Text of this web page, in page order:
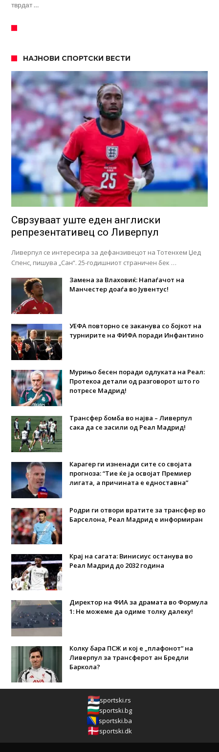
тврдат …
НАЈНОВИ СПОРТСКИ ВЕСТИ
Сврзуваат уште еден англиски
репрезентативец со Ливерпул
Ливерпул се интересира за дефанзивецот на Тотенхем Џед
Спенс, пишува „Сан“. 25-годишниот страничен бек …
Замена за Влаховиќ: Напаѓачот на
Манчестер доаѓа во Јувентус!
УЕФА повторно се заканува со бојкот на
турнирите на ФИФА поради Инфантино
Мурињо бесен поради одлуката на Реал:
Протекоа детали од разговорот што го
потресе Мадрид!
Трансфер бомба во најва – Ливерпул
сака да се засили од Реал Мадрид!
Карагер ги изненади сите со својата
прогноза: “Тие ќе ја освојат Премиер
лигата, а причината е едноставна”
Родри ги отвори вратите за трансфер во
Барселона, Реал Мадрид е информиран
Крај на сагата: Винисиус останува во
Реал Мадрид до 2032 година
Директор на ФИА за драмата во Формула
1: Не можеме да одиме толку далеку!
Колку бара ПСЖ и кој е „плафонот“ на
Ливерпул за трансферот ан Бредли
Баркола?
sportski.rs
sportski.bg
sportski.ba
sportski.dk